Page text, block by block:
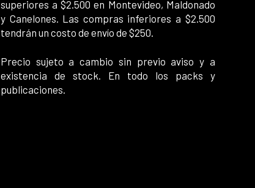
superiores a $2.500 en Montevideo, Maldonado
y Canelones. Las compras inferiores a $2.500
tendrán un costo de envío de $250.
Precio sujeto a cambio sin previo aviso y a
existencia de stock. En todo los packs y
publicaciones.